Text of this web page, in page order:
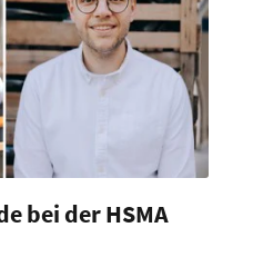
bei der HSMA